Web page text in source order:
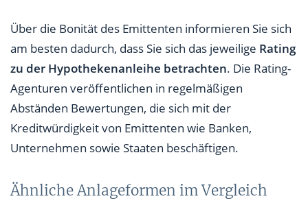
Über die Bonität des Emittenten informieren Sie sich
am besten dadurch, dass Sie sich das jeweilige Rating
zu der Hypothekenanleihe betrachten. Die Rating-
Agenturen veröffentlichen in regelmäßigen
Abständen Bewertungen, die sich mit der
Kreditwürdigkeit von Emittenten wie Banken,
Unternehmen sowie Staaten beschäftigen.
Ähnliche Anlageformen im Vergleich